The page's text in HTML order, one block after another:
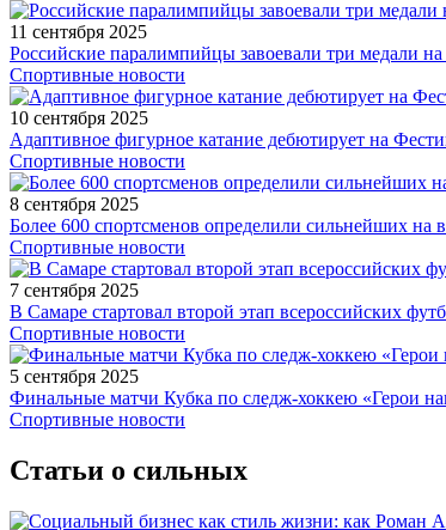
11 сентября 2025
Российские паралимпийцы завоевали три медали
Спортивные новости
10 сентября 2025
Адаптивное фигурное катание дебютирует на
Спортивные новости
8 сентября 2025
Более 600 спортсменов определили сильнейших на
Спортивные новости
7 сентября 2025
В Самаре стартовал второй этап всероссийских
Спортивные новости
5 сентября 2025
Финальные матчи Кубка по следж-хоккею «Герои
Спортивные новости
Статьи о сильных